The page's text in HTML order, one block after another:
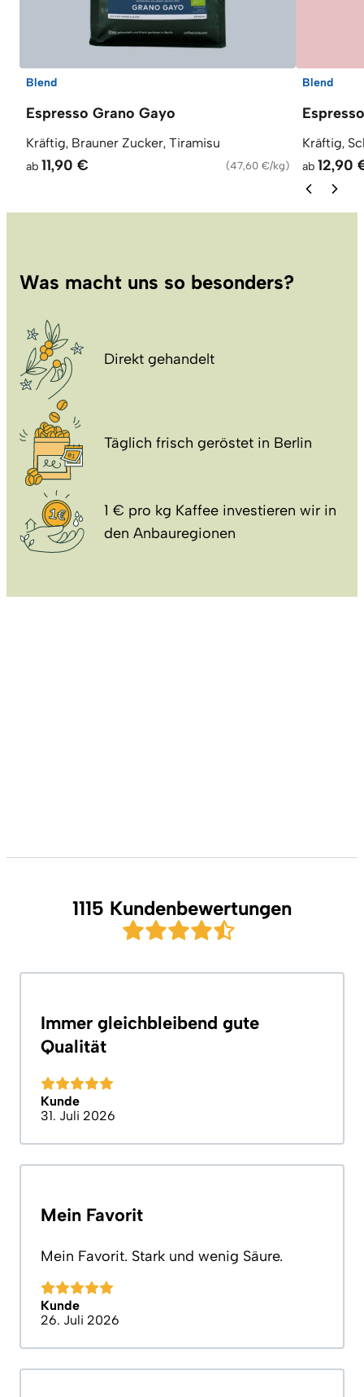
Blend
Espresso Grano Gayo
Kräftig, Brauner Zucker, Tiramisu
ab 11,90 € (47,60 €/kg)
Blend
Kräftig,
ab 12,90
Was macht uns so besonders?
Direkt gehandelt
Täglich frisch geröstet in Berlin
1 € pro kg Kaffee investieren wir in
den Anbauregionen
1115 Kundenbewertungen
Immer gleichbleibend gute
Qualität
Kunde
31. Juli 2026
Mein Favorit
Mein Favorit. Stark und wenig Säure.
Kunde
26. Juli 2026